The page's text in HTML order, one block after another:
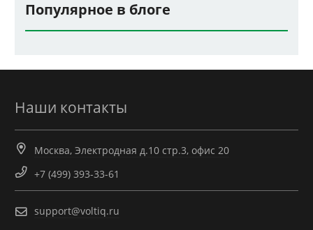
Популярное в блоге
Наши контакты
Москва, Электродная д.10 стр.3, офис 20
+7 (499) 393-33-61
support@voltiq.ru